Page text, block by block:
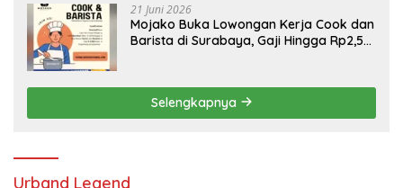
21 Juni 2026
Mojako Buka Lowongan Kerja Cook dan
Barista di Surabaya, Gaji Hingga Rp2,5
Selengkapnya
Urband Legend